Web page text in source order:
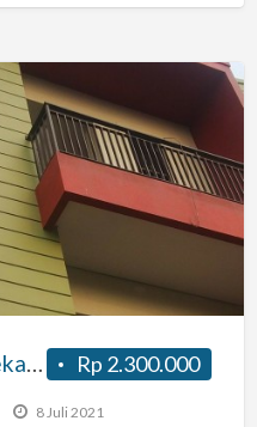
Rp 2.300.000
Kost Kebon Kacang ,dekat Thamrin, Sarinah, Plaza OUB, Tanah Abang Jakarta
8 Juli 2021